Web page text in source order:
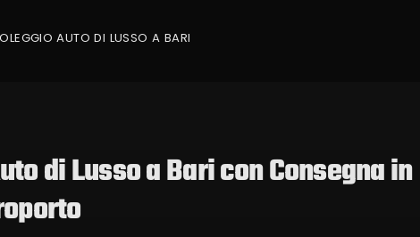
AUTO DI LUSSO A BARI
di Lusso a Bari con Consegna in